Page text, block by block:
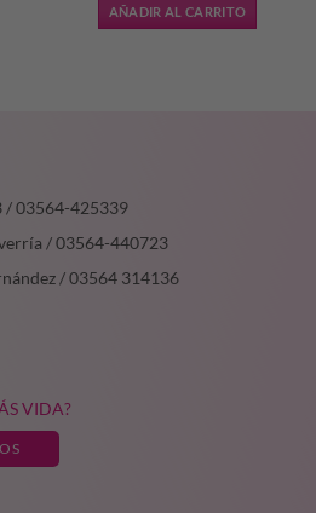
original
era:
es:
AÑADIR AL CARRITO
/ 03564-425339
/ 03564-440723
/ 03564 314136
VIDA?